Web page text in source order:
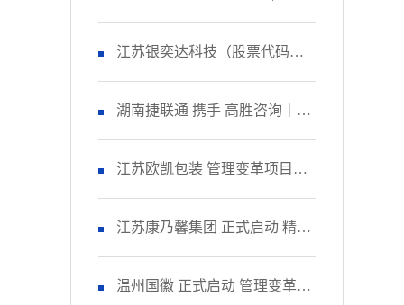
会！
召开 品质管理提升项目启动大
会！
江苏银奕达科技（股票代码：
836235） 携手 高胜咨询｜正式
启动 管理变革项目
湖南捷联通 携手 高胜咨询｜正
式启动 精益生产项目！
江苏欧凯包装 管理变革项目人
资改善模块 圆满收官！
江苏康乃馨集团 正式启动 精益
生产项目二期！
温州国徽 正式启动 管理变革&